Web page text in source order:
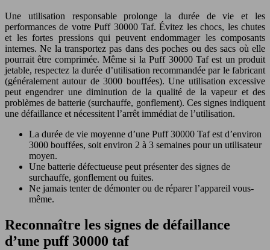
Une utilisation responsable prolonge la durée de vie et les
performances de votre Puff 30000 Taf. Évitez les chocs, les chutes
et les fortes pressions qui peuvent endommager les composants
internes. Ne la transportez pas dans des poches ou des sacs où elle
pourrait être comprimée. Même si la Puff 30000 Taf est un produit
jetable, respectez la durée d’utilisation recommandée par le fabricant
(généralement autour de 3000 bouffées). Une utilisation excessive
peut engendrer une diminution de la qualité de la vapeur et des
problèmes de batterie (surchauffe, gonflement). Ces signes indiquent
une défaillance et nécessitent l’arrêt immédiat de l’utilisation.
La durée de vie moyenne d’une Puff 30000 Taf est d’environ
3000 bouffées, soit environ 2 à 3 semaines pour un utilisateur
moyen.
Une batterie défectueuse peut présenter des signes de
surchauffe, gonflement ou fuites.
Ne jamais tenter de démonter ou de réparer l’appareil vous-
même.
Reconnaître les signes de défaillance
d’une puff 30000 taf